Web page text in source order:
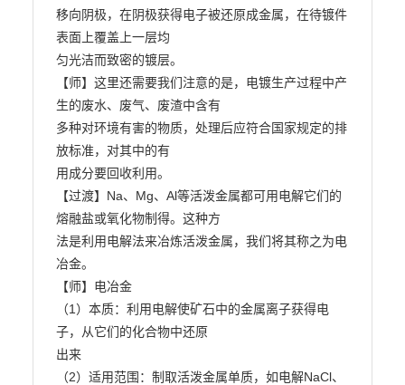
移向阴极，在阴极获得电子被还原成金属，在待镀件
表面上覆盖上一层均
匀光洁而致密的镀层。
【师】这里还需要我们注意的是，电镀生产过程中产
生的废水、废气、废渣中含有
多种对环境有害的物质，处理后应符合国家规定的排
放标准，对其中的有
用成分要回收利用。
【过渡】Na、Mg、Al等活泼金属都可用电解它们的
熔融盐或氧化物制得。这种方
法是利用电解法来冶炼活泼金属，我们将其称之为电
冶金。
【师】电冶金
（1）本质：利用电解使矿石中的金属离子获得电
子，从它们的化合物中还原
出来
（2）适用范围：制取活泼金属单质，如电解NaCl、